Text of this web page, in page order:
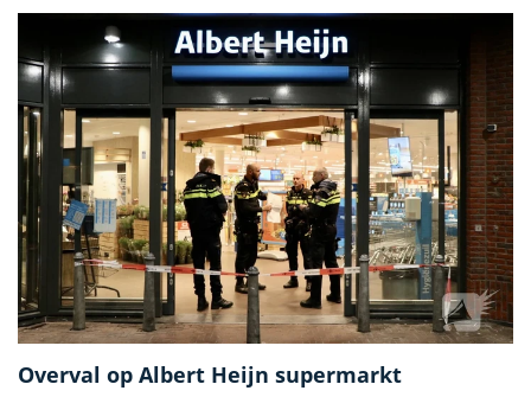
Overval op Albert Heijn supermarkt